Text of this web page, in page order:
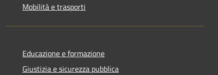
Mobilità e trasporti
Educazione e formazione
Giustizia e sicurezza pubblica